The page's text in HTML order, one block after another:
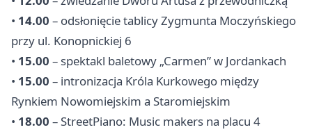
• 14.00 – odsłonięcie tablicy Zygmunta Moczyńskiego
przy ul. Konopnickiej 6
• 15.00 – spektakl baletowy „Carmen” w Jordankach
• 15.00 – intronizacja Króla Kurkowego między
Rynkiem Nowomiejskim a Staromiejskim
• 18.00 – StreetPiano: Music makers na placu 4